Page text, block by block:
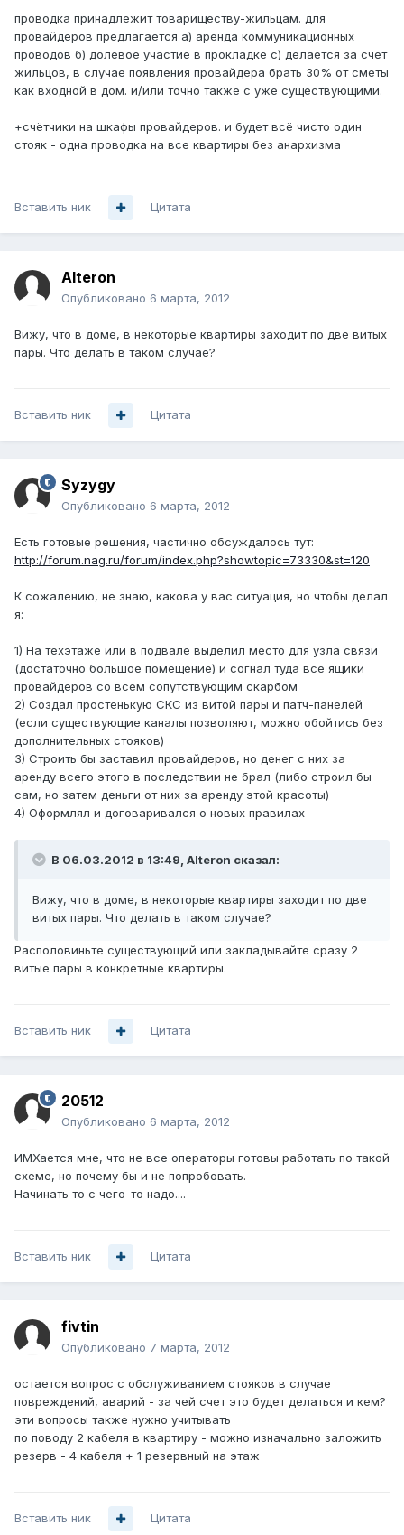
проводка принадлежит товариществу-жильцам. для
провайдеров предлагается а) аренда коммуникационных
проводов б) долевое участие в прокладке с) делается за счёт
жильцов, в случае появления провайдера брать 30% от сметы
как входной в дом. и/или точно также с уже существующими.
+счётчики на шкафы провайдеров. и будет всё чисто один
стояк - одна проводка на все квартиры без анархизма
Вставить ник Цитата
Alteron
Опубликовано 6 марта, 2012
Вижу, что в доме, в некоторые квартиры заходит по две витых
пары. Что делать в таком случае?
Вставить ник Цитата
Syzygy
Опубликовано 6 марта, 2012
Есть готовые решения, частично обсуждалось тут:
http://forum.nag.ru/forum/index.php?showtopic=73330&st=120
К сожалению, не знаю, какова у вас ситуация, но чтобы делал
я:
1) На техэтаже или в подвале выделил место для узла связи
(достаточно большое помещение) и согнал туда все ящики
провайдеров со всем сопутствующим скарбом
2) Создал простенькую СКС из витой пары и патч-панелей
(если существующие каналы позволяют, можно обойтись без
дополнительных стояков)
3) Строить бы заставил провайдеров, но денег с них за
аренду всего этого в последствии не брал (либо строил бы
сам, но затем деньги от них за аренду этой красоты)
4) Оформлял и договаривался о новых правилах
В 06.03.2012 в 13:49, Alteron сказал:
Вижу, что в доме, в некоторые квартиры заходит по две
витых пары. Что делать в таком случае?
Располовиньте существующий или закладывайте сразу 2
витые пары в конкретные квартиры.
Вставить ник Цитата
20512
Опубликовано 6 марта, 2012
ИМХается мне, что не все операторы готовы работать по такой
схеме, но почему бы и не попробовать.
Начинать то с чего-то надо....
Вставить ник Цитата
fivtin
Опубликовано 7 марта, 2012
остается вопрос с обслуживанием стояков в случае
повреждений, аварий - за чей счет это будет делаться и кем?
эти вопросы также нужно учитывать
по поводу 2 кабеля в квартиру - можно изначально заложить
резерв - 4 кабеля + 1 резервный на этаж
Вставить ник Цитата